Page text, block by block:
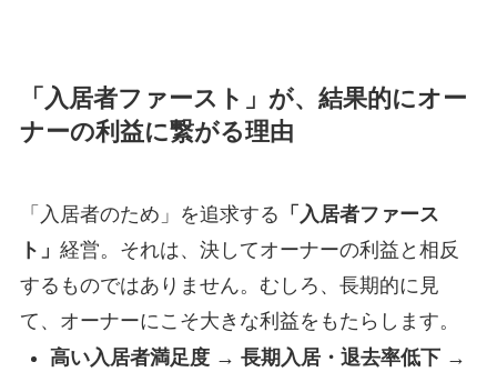
「入居者ファースト」が、結果的にオー
ナーの利益に繋がる理由
「入居者のため」を追求する 「入居者ファース
ト」 経営。それは、決してオーナーの利益と相反
するものではありません。むしろ、長期的に見
て、オーナーにこそ大きな利益をもたらします。
高い入居者満足度 → 長期入居・退去率低下 →